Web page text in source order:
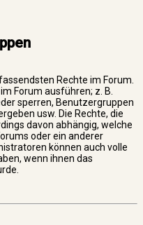
Rechte im Forum.
Forum ausführen; z. B.
sperren, Benutzergruppen
usw. Die Rechte, die
davon abhängig, welche
oder ein anderer
können auch volle
wenn ihnen das